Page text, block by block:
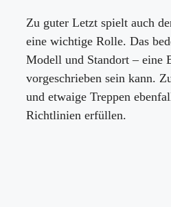
Zu guter Letzt spielt auch
eine wichtige Rolle. Das
Modell und Standort – eine
vorgeschrieben sein kann.
und etwaige Treppen
Richtlinien erfüllen.